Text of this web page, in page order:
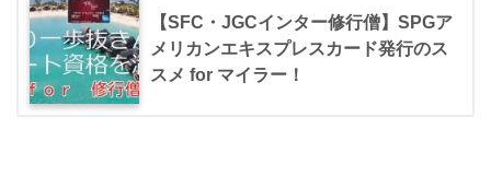
【SFC・JGCインター修行僧】SPGア
メリカンエキスプレスカード発行のス
スメ for マイラー！